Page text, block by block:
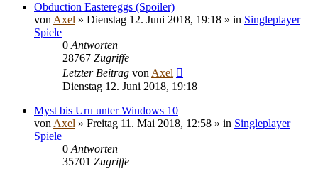
Obduction Eastereggs (Spoiler)
von Axel » Dienstag 12. Juni 2018, 19:18 » in Singleplayer
Spiele
0 Antworten
28767 Zugriffe
Letzter Beitrag von Axel
Dienstag 12. Juni 2018, 19:18
Myst bis Uru unter Windows 10
von Axel » Freitag 11. Mai 2018, 12:58 » in Singleplayer
Spiele
0 Antworten
35701 Zugriffe